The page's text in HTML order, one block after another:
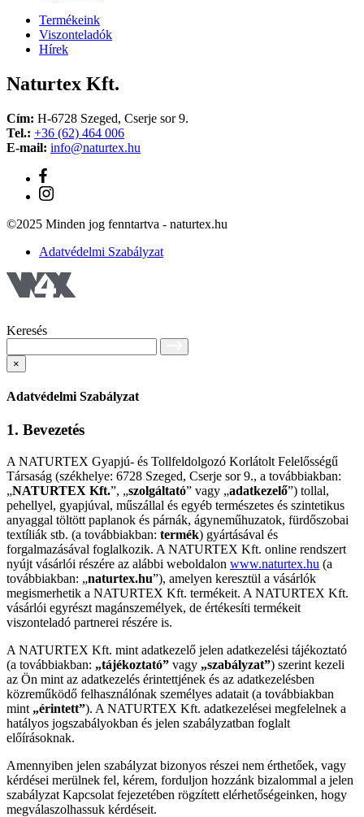
Termékeink
Viszonteladók
Hírek
Naturtex Kft.
Cím: H-6728 Szeged, Cserje sor 9.
Tel.: +36 (62) 464 006
E-mail: info@naturtex.hu
©2025 Minden jog fenntartva - naturtex.hu
Adatvédelmi Szabályzat
Keresés
×
Adatvédelmi Szabályzat
1. Bevezetés
A NATURTEX Gyapjú- és Tollfeldolgozó Korlátolt Felelősségű
Társaság (székhelye: 6728 Szeged, Cserje sor 9., a továbbiakban:
„NATURTEX Kft.”, „szolgáltató” vagy „adatkezelő”) tollal,
pehellyel, gyapjúval, műszállal és egyéb természetes és szintetikus
anyaggal töltött paplanok és párnák, ágyneműhuzatok, fürdőszobai
textíliák stb. (a továbbiakban: termék) gyártásával és
forgalmazásával foglalkozik. A NATURTEX Kft. online rendszert
nyújt vásárlói részére az alábbi weboldalon www.naturtex.hu (a
továbbiakban: „naturtex.hu”), amelyen keresztül a vásárlók
megismerhetik a NATURTEX Kft. termékeit. A NATURTEX Kft.
vásárlói egyrészt magánszemélyek, de értékesíti termékeit
viszonteladó partnerei részére is.
A NATURTEX Kft. mint adatkezelő jelen adatkezelési tájékoztató
(a továbbiakban: „tájékoztató” vagy „szabályzat”) szerint kezeli
az Ön mint az adatkezelés érintettjének és az adatkezelésben
közreműködő felhasználónak személyes adatait (a továbbiakban
mint „érintett”). A NATURTEX Kft. adatkezelései megfelelnek a
hatályos jogszabályokban és jelen szabályzatban foglalt
előírásoknak.
Amennyiben jelen szabályzat bizonyos részei nem érthetőek, vagy
kérdései merülnek fel, kérem, forduljon hozzánk bizalommal a jelen
szabályzat Kapcsolat fejezetében rögzített elérhetőségeinken, hogy
megválaszolhassuk kérdéseit.